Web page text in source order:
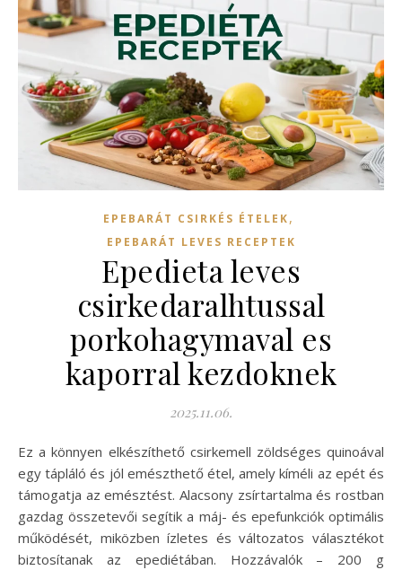
EPEBARÁT CSIRKÉS ÉTELEK,
EPEBARÁT LEVES RECEPTEK
Epedieta leves
csirkedaralhtussal
porkohagymaval es
kaporral kezdoknek
2025.11.06.
Ez a könnyen elkészíthető csirkemell zöldséges quinoával
egy tápláló és jól emészthető étel, amely kíméli az epét és
támogatja az emésztést. Alacsony zsírtartalma és rostban
gazdag összetevői segítik a máj- és epefunkciók optimális
működését, miközben ízletes és változatos választékot
biztosítanak az epediétában. Hozzávalók – 200 g